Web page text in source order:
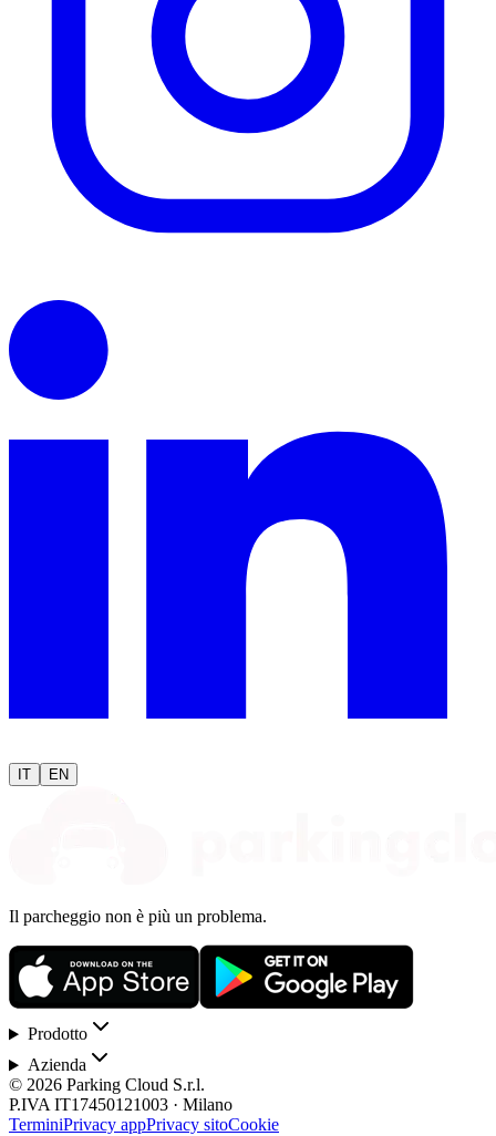
IT EN
Il parcheggio non è più un problema.
Prodotto
Azienda
© 2026 Parking Cloud S.r.l.
P.IVA IT17450121003 · Milano
TerminiPrivacy appPrivacy sitoCookie